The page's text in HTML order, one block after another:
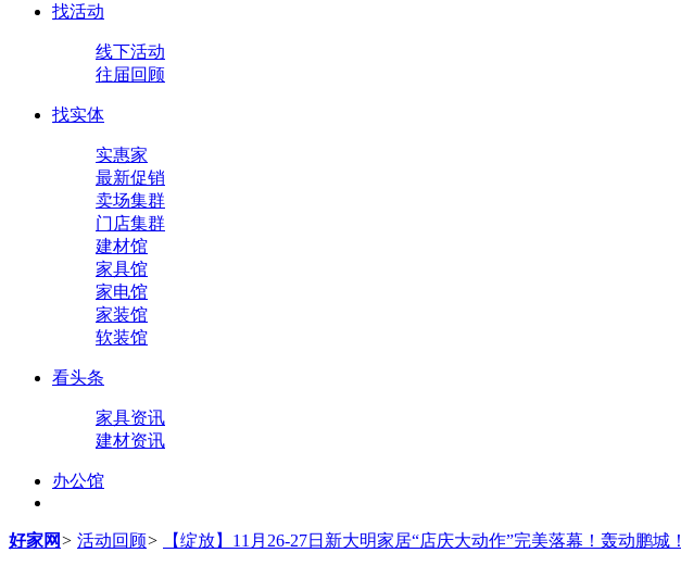
找活动
线下活动
往届回顾
找实体
实惠家
最新促销
卖场集群
门店集群
建材馆
家具馆
家电馆
家装馆
软装馆
看头条
家具资讯
建材资讯
办公馆
好家网> 活动回顾> 【绽放】11月26-27日新大明家居“店庆大动作”完美落幕！轰动鹏城！